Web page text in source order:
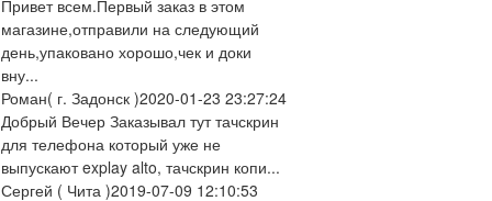
Привет всем.Первый заказ в этом
магазине,отправили на следующий
день,упаковано хорошо,чек и доки
вну...
Роман( г. Задонск )2020-01-23 23:27:24
Добрый Вечер Заказывал тут тачскрин
для телефона который уже не
выпускают explay alto, тачскрин копи...
Сергей ( Чита )2019-07-09 12:10:53